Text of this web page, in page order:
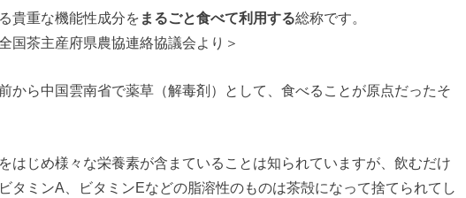
貴重な機能性成分を まるごと食べて利用する総称です。
国茶主産府県農協連絡協議会より＞
から中国雲南省で薬草（解毒剤）として、食べることが原点だったそ
はじめ様々な栄養素が含まていることは知られていますが、飲むだけ
タミンA、ビタミンEなどの脂溶性のものは茶殻になって捨てられてし